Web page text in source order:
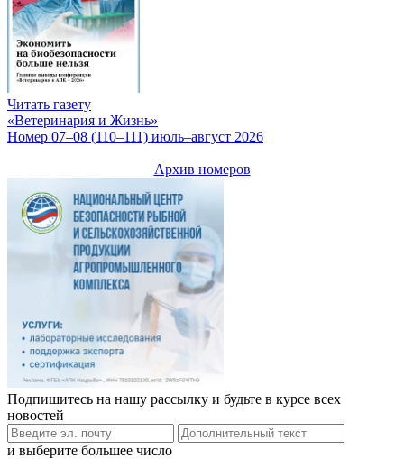
Читать газету
«Ветеринария и Жизнь»
Номер 07–08 (110–111) июль–август 2026
Архив номеров
Подпишитесь на нашу рассылку и будьте в курсе всех
новостей
и выберите большее число